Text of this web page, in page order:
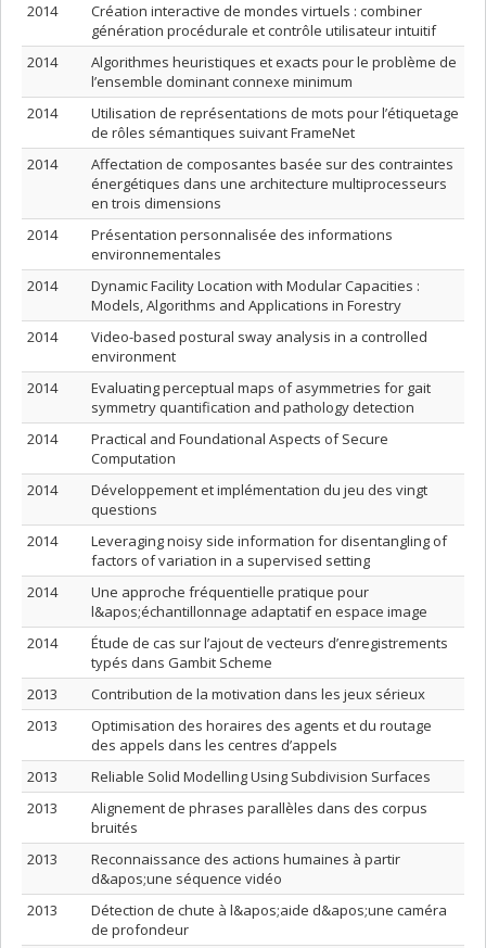
2014
Création interactive de mondes virtuels : combiner
génération procédurale et contrôle utilisateur intuitif
2014
Algorithmes heuristiques et exacts pour le problème de
l’ensemble dominant connexe minimum
2014
Utilisation de représentations de mots pour l’étiquetage
de rôles sémantiques suivant FrameNet
2014
Affectation de composantes basée sur des contraintes
énergétiques dans une architecture multiprocesseurs
en trois dimensions
2014
Présentation personnalisée des informations
environnementales
2014
Dynamic Facility Location with Modular Capacities :
Models, Algorithms and Applications in Forestry
2014
Video-based postural sway analysis in a controlled
environment
2014
Evaluating perceptual maps of asymmetries for gait
symmetry quantification and pathology detection
2014
Practical and Foundational Aspects of Secure
Computation
2014
Développement et implémentation du jeu des vingt
questions
2014
Leveraging noisy side information for disentangling of
factors of variation in a supervised setting
2014
Une approche fréquentielle pratique pour
l&apos;échantillonnage adaptatif en espace image
2014
Étude de cas sur l’ajout de vecteurs d’enregistrements
typés dans Gambit Scheme
2013
Contribution de la motivation dans les jeux sérieux
2013
Optimisation des horaires des agents et du routage
des appels dans les centres d’appels
2013
Reliable Solid Modelling Using Subdivision Surfaces
2013
Alignement de phrases parallèles dans des corpus
bruités
2013
Reconnaissance des actions humaines à partir
d&apos;une séquence vidéo
2013
Détection de chute à l&apos;aide d&apos;une caméra
de profondeur